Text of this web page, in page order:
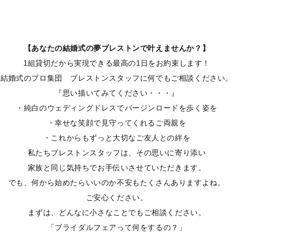
【あなたの結婚式の夢ブレストンで叶えませんか？】
1組貸切だから実現できる最高の1日をお約束します！
結婚式のプロ集団 ブレストンスタッフに何でもご相談ください。
『思い描いてみてください・・・』
・純白のウェディングドレスでバージンロードを歩く姿を
・幸せな笑顔で見守ってくれるご両親を
・これからもずっと大切なご友人との絆を
私たちブレストンスタッフは、その思いに寄り添い
家族と同じ気持ちでお手伝いさせていただきます。
でも、何から始めたらいいのか不安もたくさんありますよね。
ご安心ください。
まずは、どんなに小さなことでもご相談ください。
「ブライダルフェアって何をするの？」